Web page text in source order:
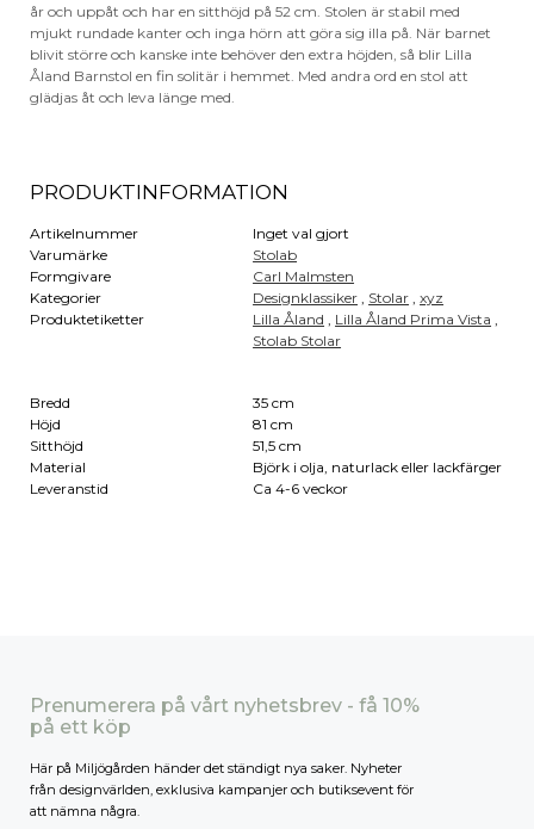
år och uppåt och har en sitthöjd på 52 cm. Stolen är stabil med
mjukt rundade kanter och inga hörn att göra sig illa på. När barnet
blivit större och kanske inte behöver den extra höjden, så blir Lilla
Åland Barnstol en fin solitär i hemmet. Med andra ord en stol att
glädjas åt och leva länge med.
PRODUKTINFORMATION
Artikelnummer
Inget val gjort
Varumärke
Stolab
Formgivare
Carl Malmsten
Kategorier
Designklassiker Stolar ,xyz
Produktetiketter
Lilla Åland Lilla Åland Prima Vista
Stolab Stolar
Bredd
35 cm
Höjd
81 cm
Sitthöjd
51,5 cm
Material
Björk i olja, naturlack eller lackfärger
Leveranstid
Ca 4-6 veckor
Prenumerera på vårt nyhetsbrev - få 10%
på ett köp
Här på Miljögården händer det ständigt nya saker. Nyheter
från designvärlden, exklusiva kampanjer och butiksevent för
att nämna några.